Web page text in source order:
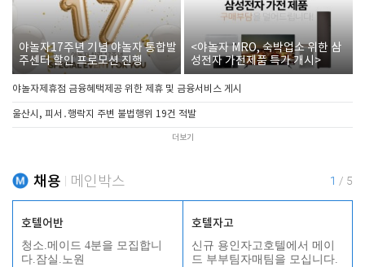
야놀자17주년 기념 야놀자 통합발
주센터 할인 프로모션 진행
<야놀자 MRO, 숙박업소 위한 삼
성전자 가전제품 특가 개시>
야놀자제휴점 금융혜택제공 위한 제휴 및 금융서비스 게시
울산시, 피서․행락지 주변 불법행위 19건 적발
더보기
채용 메인박스 1 / 5
호텔어반
청소.메이드 4분을 모집합니
다.잠실.노원
호텔자고
신규 용인자고호텔에서 메이
드 부부팀자매팀을 모십니다.